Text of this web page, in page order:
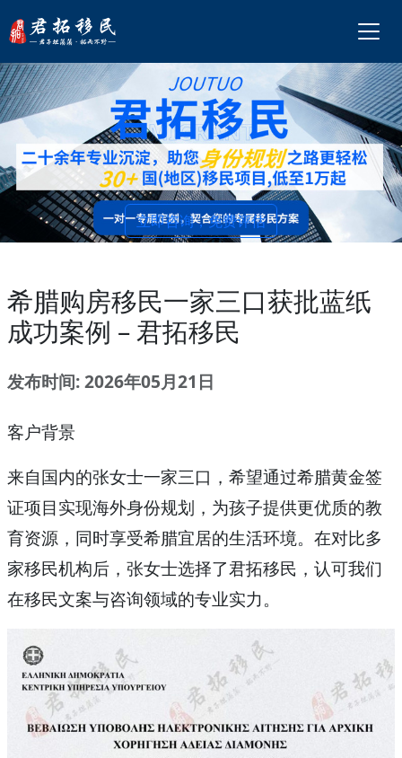
立即咨询，免费评估
希腊购房移民一家三口获批蓝纸
成功案例 – 君拓移民
发布时间: 2026年05月21日
客户背景
来自国内的张女士一家三口，希望通过希腊黄金签
证项目实现海外身份规划，为孩子提供更优质的教
育资源，同时享受希腊宜居的生活环境。在对比多
家移民机构后，张女士选择了君拓移民，认可我们
在移民文案与咨询领域的专业实力。